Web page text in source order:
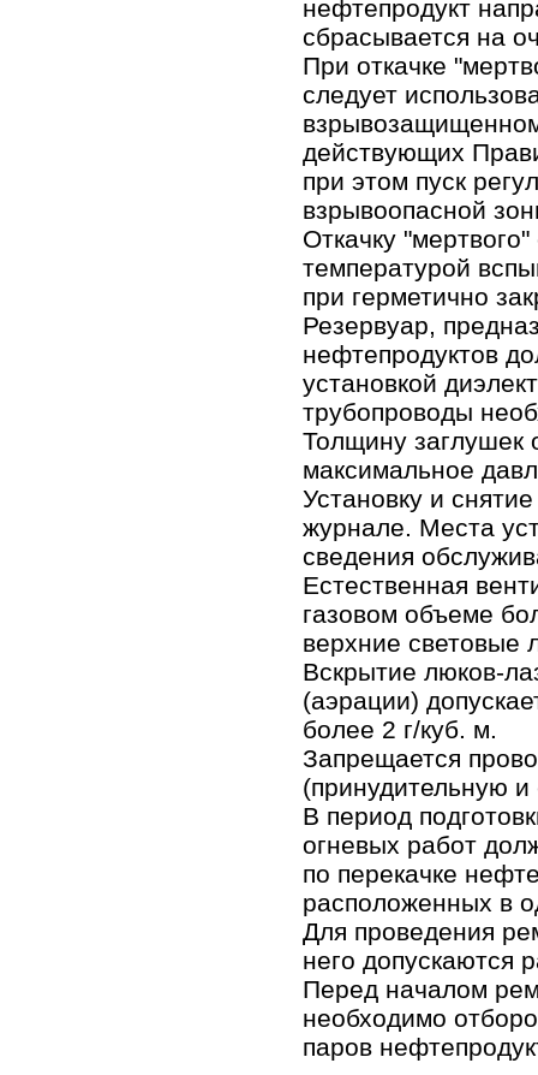
нефтепродукт
сбрасывается на
При откачке
следует
действующих
при этом пуск
взрывоопасной
Откачку
температурой
при герметично
Резервуар,
нефтепродуктов
установкой
трубопроводы
Толщину заглушек
максимальное
Установку и
журнале. Места
сведения
Естественная
газовом объеме
верхние световые
Вскрытие люков-
(аэрации)
более 2 г/куб. м.
Запрещается
(принудительную
В период
огневых работ
по перекачке
расположенных в
Для проведения
него допускаются
Перед началом
необходимо
паров